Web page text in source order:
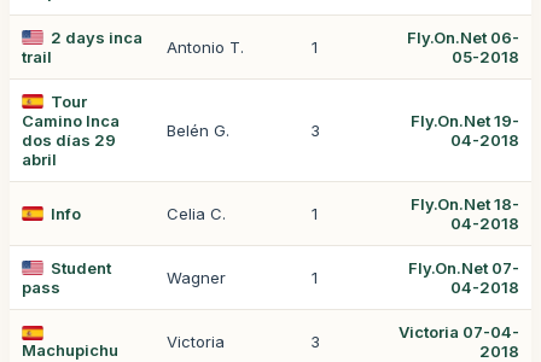
2 days inca
trail
Antonio T. 1
Fly.On.Net 06-
05-2018
Tour
Camino Inca
dos días 29
abril
Belén G. 3
Fly.On.Net 19-
04-2018
Info Celia C. 1
Fly.On.Net 18-
04-2018
Student
pass
Wagner 1
Fly.On.Net 07-
04-2018
Machupichu Victoria 3
Victoria 07-04-
2018